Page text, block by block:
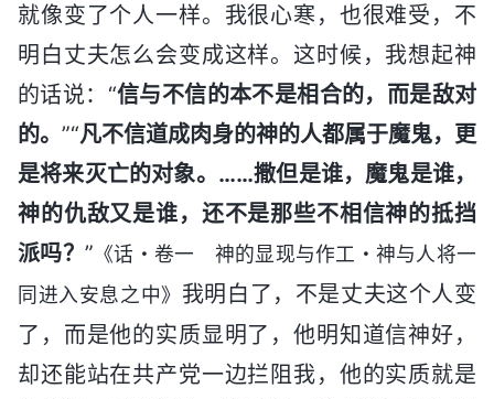
就像变了个人一样。我很心寒，也很难受，不
明白丈夫怎么会变成这样。这时候，我想起神
的话说：“信与不信的本不是相合的，而是敌对
的。 ”“凡不信道成肉身的神的人都属于魔鬼，更
是将来灭亡的对象。……撒但是谁，魔鬼是谁，
神的仇敌又是谁，还不是那些不相信神的抵挡
派吗？ ” 《话・卷一 神的显现与作工・神与人将一
同进入安息之中》 我明白了，不是丈夫这个人变
了，而是他的实质显明了，他明知道信神好，
却还能站在共产党一边拦阻我，他的实质就是